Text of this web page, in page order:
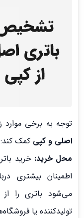
توجه به برخی موارد
اصلی و کپی کمک کند:
محل خرید:خرید
اطمینان بیشتری
می‌شود باتری را از
تولیدکننده یا